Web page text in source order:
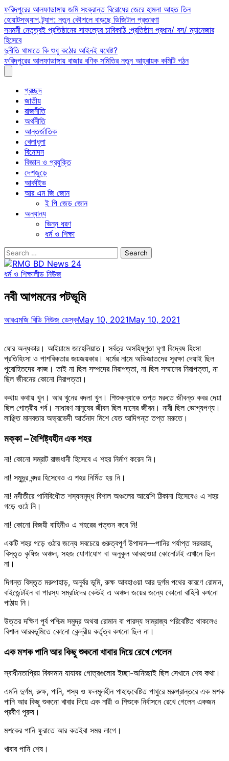
Skip
to
content
ফরিদপুরের আলফাডাঙ্গায় জমি সংক্রান্ত বিরোধের জেরে হামলা আহত তিন
হোয়াটসঅ্যাপ ট্র্যাপ: নতুন কৌশলে বাড়ছে ডিজিটাল প্রতারণা
সমমর্মী নেতৃত্বই প্রতিষ্ঠানের সাফল্যের চাবিকাঠি :প্রতিষ্ঠান প্রধান/ বস/ ম্যানেজার
হিসেবে
দুর্নীতি থামাতে কি শুধু কঠোর আইনই যথেষ্ট?
ফরিদপুরের আলফাডাঙ্গায় বাজার বণিক সমিতির নতুন আহ্বায়ক কমিটি গঠন
প্রচ্ছদ
জাতীয়
রাজনীতি
অর্থনীতি
আন্তর্জাতিক
খেলাধুলা
বিনোদন
বিজ্ঞান ও প্রযুক্তি
দেশজুড়ে
আর্কাইভ
আর এম জি জোন
ই পি জেড জোন
অন্যান্য
ভিন্ন ধরণ
ধর্ম ও শিক্ষা
Search
for:
ধর্ম ও শিক্ষালীড নিউজ
নবী আগমনের পটভূমি
আরএমজি বিডি নিউজ ডেস্কMay 10, 2021May 10, 2021
ঘোর অন্ধকার। আইয়ামে জাহেলিয়াত। সর্বত্র অসহিষ্ণুতা ঘৃণা বিদ্বেষ হিংসা
প্রতিহিংসা ও পাশবিকতার জয়জয়কার। ধর্মের নামে অভিজাতদের সুরক্ষা দেয়াই ছিল
পুরোহিতদের কাজ। তাই না ছিল সম্পদের নিরাপত্তা, না ছিল সম্মানের নিরাপত্তা, না
ছিল জীবনের কোনো নিরাপত্তা।
কথায় কথায় খুন। আর খুনের বদলা খুন। শিশুকন্যাকে তপ্ত মরুতে জীবন্ত কবর দেয়া
ছিল গোত্রীয় গর্ব। সাধারণ মানুষের জীবন ছিল দাসের জীবন। নারী ছিল ভোগ্যপণ্য।
লাঞ্ছিত মানবতার অভ্রভেদী আর্তনাদ মিশে যেত আদিগন্ত তপ্ত মরুতে।
মক্কা – বৈশিষ্ট্যহীন এক শহর
না! কোনো সম্রাট রাজধানী হিসেবে এ শহর নির্মাণ করেন নি।
না! সমুদ্র্র বন্দর হিসেবেও এ শহর নির্মিত হয় নি।
না! নদীতীরে পানিবিধৌত শস্যসমৃদ্ধ বিশাল অঞ্চলের আয়েশি ঠিকানা হিসেবেও এ শহর
গড়ে ওঠে নি।
না! কোনো বিজয়ী বাহিনীও এ শহরের পত্তন করে নি!
একটি শহর গড়ে ওঠার জন্যে সবচেয়ে গুরুত্বপূর্ণ উপাদান—পানির পর্যাপ্ত সরবরাহ,
বিস্তৃত কৃষিজ অঞ্চল, সহজ যোগাযোগ বা অনুকূল আবহাওয়া কোনোটাই এখানে ছিল
না।
দিগন্ত বিস্তৃত মরুপাহাড়, অনুর্বর ভূমি, রুক্ষ আবহাওয়া আর দুর্গম পথের কারণে রোমান,
বাইজেন্টাইন বা পারস্য সম্রাটদের কেউই এ অঞ্চল জয়ের জন্যে কোনো বাহিনী কখনো
পাঠায় নি।
উত্তর দক্ষিণ পূর্ব পশ্চিম সমুদ্র অথবা রোমান বা পারস্য সাম্রাজ্য পরিবেষ্টিত থাকলেও
বিশাল আরবভূমিতে কোনো কেন্দ্রীয় কর্তৃত্ব কখনো ছিল না।
এক মশক পানি আর কিছু শুকনো খাবার দিয়ে রেখে গেলেন
স্বাধীনতাপ্রিয় বিবদমান যাযাবর গোত্রগুলোর ইচ্ছা-অনিচ্ছাই ছিল সেখানে শেষ কথা।
এমনি দুর্গম, রুক্ষ, পানি, শস্য ও ফলমূলহীন পাহাড়বেষ্টিত পাথুরে মরুপ্রান্তরে এক মশক
পানি আর কিছু শুকনো খাবার দিয়ে এক নারী ও শিশুকে নির্বাসনে রেখে গেলেন একজন
প্রবীণ পুরুষ।
মশকের পানি ফুরাতে আর কতইবা সময় লাগে।
খাবার পানি শেষ।